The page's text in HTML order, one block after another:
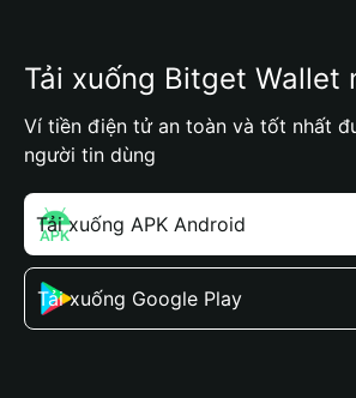
Tải xuống Bitget Wallet
Ví tiền điện tử an toàn và tốt nhất
người tin dùng
Tải xuống APK Android
Tải xuống Google Play